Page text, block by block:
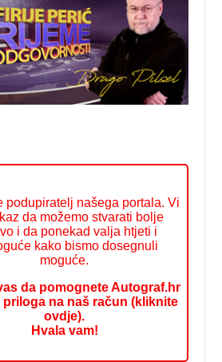
podupiratelj našega portala. Vi
da možemo stvarati bolje
i da ponekad valja htjeti i
kako bismo dosegnuli
moguće.
da pomognete Autograf.hr
priloga na naš račun (kliknite
ovdje).
Hvala vam!